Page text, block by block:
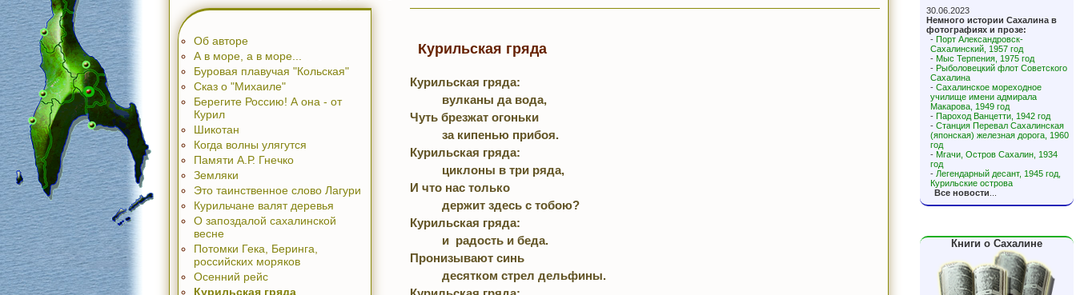
Об авторе
А в море, а в море...
Буровая плавучая "Кольская"
Сказ о "Михаиле"
Берегите Россию! А она - от
Курил
Шикотан
Когда волны улягутся
Памяти А.Р. Гнечко
Земляки
Это таинственное слово Лагури
Курильчане валят деревья
О запоздалой сахалинской
весне
Потомки Гека, Беринга,
российских моряков
Осенний рейс
Курильская гряда
Курильская гряда
Курильская гряда:
          вулканы да вода,
Чуть брезжат огоньки
          за кипенью прибоя.
Курильская гряда:
          циклоны в три ряда,
И что нас только
          держит здесь с тобою?
Курильская гряда:
          и  радость и беда.
Пронизывают синь
          десятком стрел дельфины.
30.06.2023
Немного истории Сахалина в
фотографиях и прозе:
- Порт Александровск-
Сахалинский, 1957 год
- Мыс Терпения, 1975 год
- Рыболовецкий флот Советского
Сахалина
- Сахалинское мореходное
училище имени адмирала
Макарова, 1949 год
- Пароход Ванцетти, 1942 год
- Станция Перевал Сахалинская
(японская) железная дорога, 1960
год
- Мгачи, Остров Сахалин, 1934
год
- Легендарный десант, 1945 год,
Курильские острова
Все новости
Книги о Сахалине